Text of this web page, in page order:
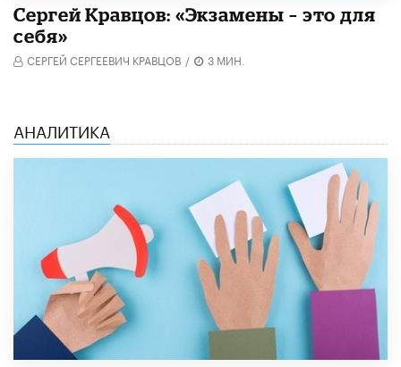
Сергей Кравцов: «Экзамены – это для
себя»
СЕРГЕЙ СЕРГЕЕВИЧ КРАВЦОВ / 3 МИН.
АНАЛИТИКА